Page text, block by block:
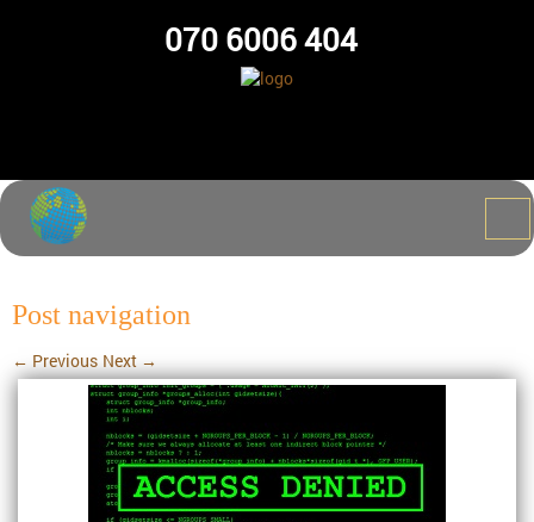
070 6006 404
Post navigation
← Previous Next →